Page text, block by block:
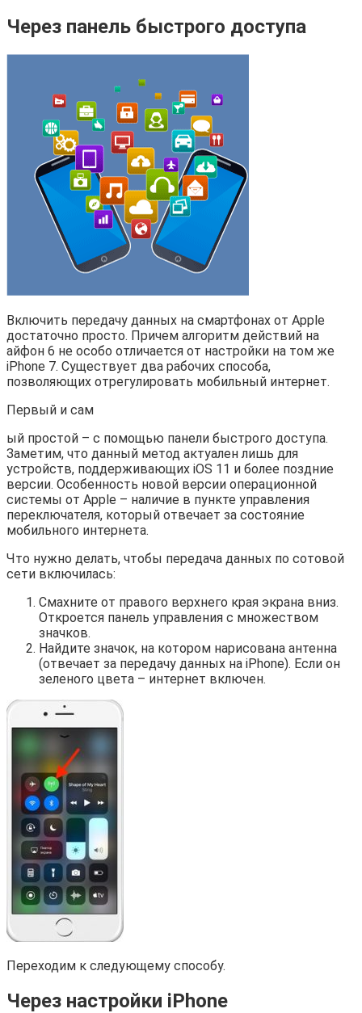
Через панель быстрого доступа
Включить передачу данных на смартфонах от Apple
достаточно просто. Причем алгоритм действий на
айфон 6 не особо отличается от настройки на том же
iPhone 7. Существует два рабочих способа,
позволяющих отрегулировать мобильный интернет.
Первый и сам
ый простой – с помощью панели быстрого доступа.
Заметим, что данный метод актуален лишь для
устройств, поддерживающих iOS 11 и более поздние
версии. Особенность новой версии операционной
системы от Apple – наличие в пункте управления
переключателя, который отвечает за состояние
мобильного интернета.
Что нужно делать, чтобы передача данных по сотовой
сети включилась:
Cмахните от правого верхнего края экрана вниз.
Откроется панель управления с множеством
значков.
Найдите значок, на котором нарисована антенна
(отвечает за передачу данных на iPhone). Если он
зеленого цвета – интернет включен.
Переходим к следующему способу.
Через настройки iPhone